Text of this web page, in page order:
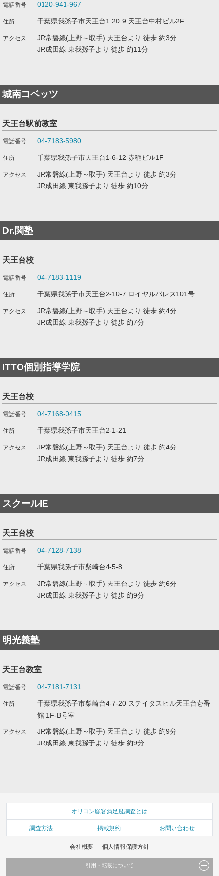
0120-941-967
千葉県我孫子市天王台1-20-9 天王台中村ビル2F
JR常磐線(上野～取手) 天王台より 徒歩 約3分
JR成田線 東我孫子より 徒歩 約11分
城南コベッツ
天王台駅前教室
04-7183-5980
千葉県我孫子市天王台1-6-12 赤稲ビル1F
JR常磐線(上野～取手) 天王台より 徒歩 約3分
JR成田線 東我孫子より 徒歩 約10分
Dr.関塾
天王台校
04-7183-1119
千葉県我孫子市天王台2-10-7 ロイヤルパレス101号
JR常磐線(上野～取手) 天王台より 徒歩 約4分
JR成田線 東我孫子より 徒歩 約7分
ITTO個別指導学院
天王台校
04-7168-0415
千葉県我孫子市天王台2-1-21
JR常磐線(上野～取手) 天王台より 徒歩 約4分
JR成田線 東我孫子より 徒歩 約7分
スクールIE
天王台校
04-7128-7138
千葉県我孫子市柴崎台4-5-8
JR常磐線(上野～取手) 天王台より 徒歩 約6分
JR成田線 東我孫子より 徒歩 約9分
明光義塾
天王台教室
04-7181-7131
千葉県我孫子市柴崎台4-7-20 ステイタスヒル天王台壱番
館 1F-B号室
JR常磐線(上野～取手) 天王台より 徒歩 約9分
JR成田線 東我孫子より 徒歩 約9分
オリコン顧客満足度調査とは
調査方法 掲載規約 お問い合わせ
会社概要 個人情報保護方針
引用・転載について